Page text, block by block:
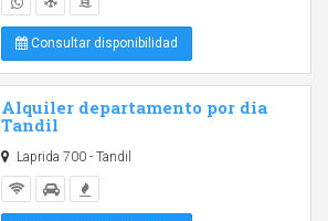
Consultar disponibilidad
Alquiler departamento por dia
Tandil
Laprida 700 - Tandil